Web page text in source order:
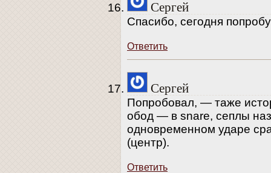
Сергей
Спасибо, сегодня
Ответить
Сергей
Попробовал, — таже
обод — в snare, сеплы
одновременном ударе
(центр).
Ответить